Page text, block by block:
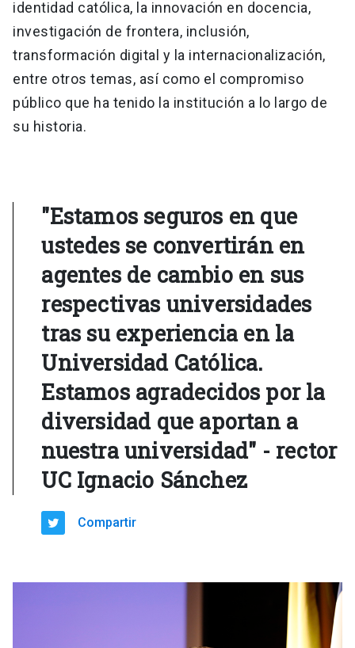
identidad católica, la innovación en docencia,
investigación de frontera, inclusión,
transformación digital y la internacionalización,
entre otros temas, así como el compromiso
público que ha tenido la institución a lo largo de
su historia.
"Estamos seguros en que
ustedes se convertirán en
agentes de cambio en sus
respectivas universidades
tras su experiencia en la
Universidad Católica.
Estamos agradecidos por la
diversidad que aportan a
nuestra universidad" - rector
UC Ignacio Sánchez
Compartir